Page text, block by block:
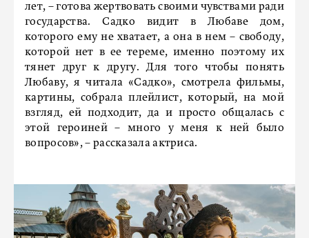
лет, – готова жертвовать своими чувствами ради
государства. Садко видит в Любаве дом,
которого ему не хватает, а она в нем – свободу,
которой нет в ее тереме, именно поэтому их
тянет друг к другу. Для того чтобы понять
Любаву, я читала «Садко», смотрела фильмы,
картины, собрала плейлист, который, на мой
взгляд, ей подходит, да и просто общалась с
этой героиней – много у меня к ней было
вопросов», – рассказала актриса.